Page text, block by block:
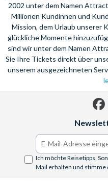
2002 unter dem Namen
Millionen Kundinnen und
Mission, dem Urlaub unserer
glückliche Momente
sind wir unter dem Namen
Sie Ihre Tickets direkt über
unserem ausgezeichneten
Ich möchte Reisetipps,
Mail erhalten und stimme